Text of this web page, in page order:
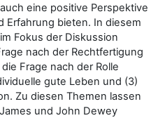
eine positive Perspektive
Erfahrung bieten. In diesem
Fokus der Diskussion
nach der Rechtfertigung
Frage nach der Rolle
gute Leben und (3)
Zu diesen Themen lassen
und John Dewey